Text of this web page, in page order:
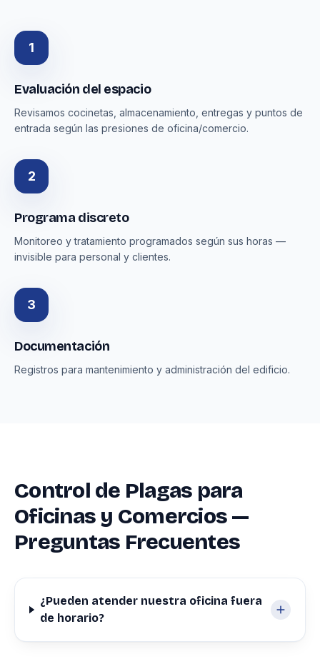
1
Evaluación del espacio
Revisamos cocinetas, almacenamiento, entregas y puntos de
entrada según las presiones de oficina/comercio.
2
Programa discreto
Monitoreo y tratamiento programados según sus horas —
invisible para personal y clientes.
3
Documentación
Registros para mantenimiento y administración del edificio.
Control de Plagas para
Oficinas y Comercios —
Preguntas Frecuentes
¿Pueden atender nuestra oficina fuera
de horario?